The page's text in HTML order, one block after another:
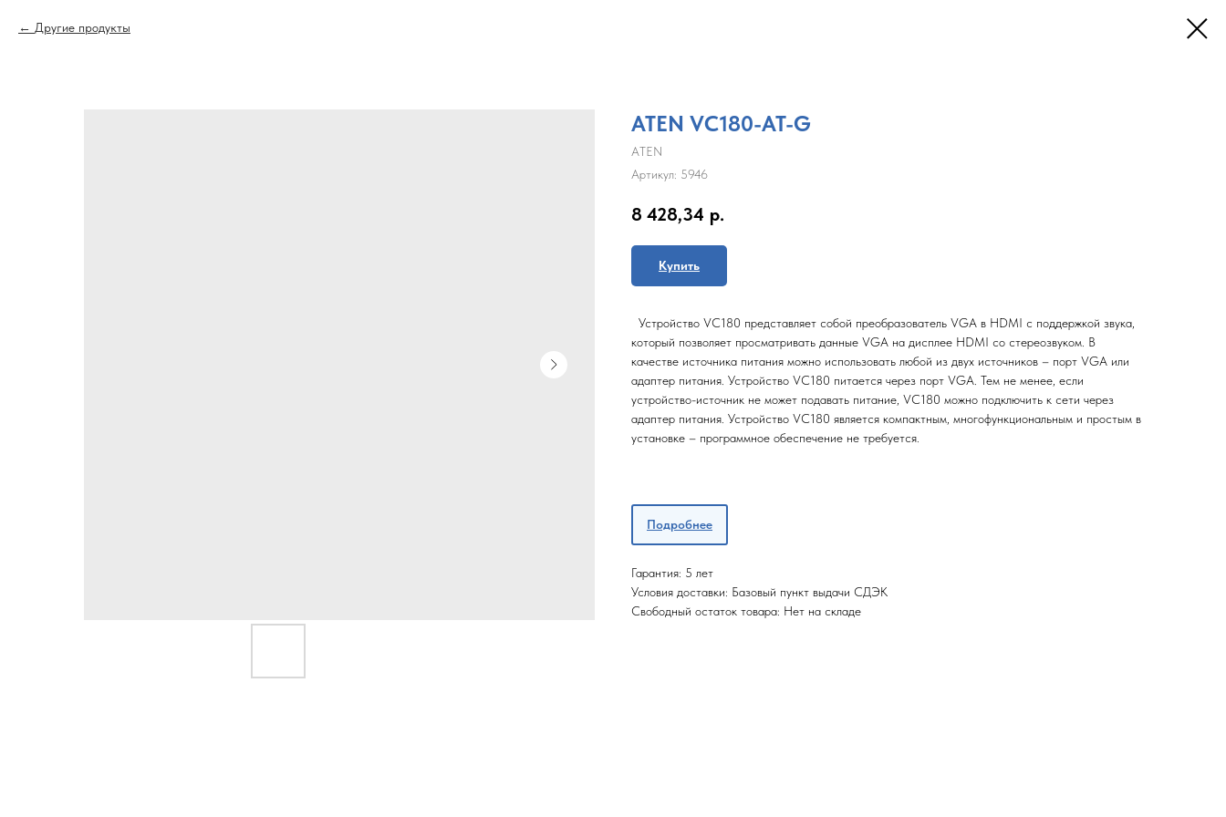
Другие продукты
ATEN VC180-AT-G
ATEN
Артикул: 5946
8 428,34 р.
Купить
Устройство VC180 представляет собой преобразователь VGA в HDMI с поддержкой звука,
который позволяет просматривать данные VGA на дисплее HDMI со стереозвуком. В
качестве источника питания можно использовать любой из двух источников – порт VGA или
адаптер питания. Устройство VC180 питается через порт VGA. Тем не менее, если
устройство-источник не может подавать питание, VC180 можно подключить к сети через
адаптер питания. Устройство VC180 является компактным, многофункциональным и простым в
установке – программное обеспечение не требуется.
Подробнее
Гарантия: 5 лет
Условия доставки: Базовый пункт выдачи СДЭК
Свободный остаток товара: Нет на складе